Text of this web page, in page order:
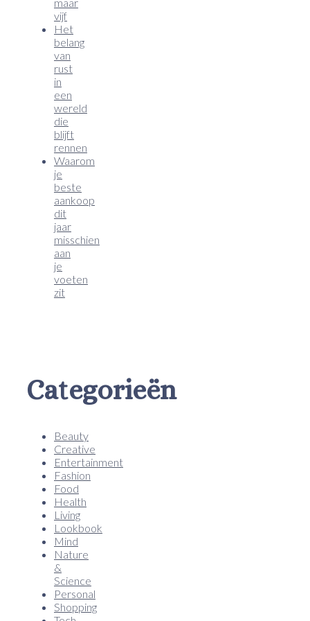
vijf
Het
belang
van
rust
in
een
wereld
die
blijft
rennen
Waarom
je
beste
aankoop
dit
jaar
misschien
aan
je
voeten
zit
Categorieën
Beauty
Creative
Entertainment
Fashion
Food
Health
Living
Lookbook
Mind
Nature
&
Science
Personal
Shopping